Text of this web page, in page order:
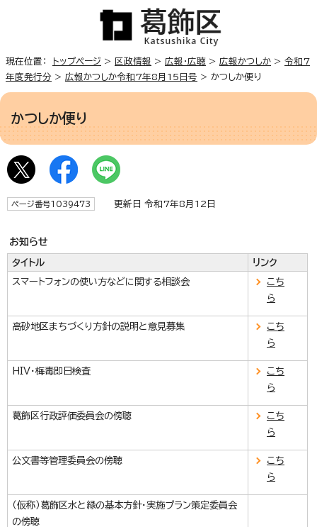
現在位置： トップページ > 区政情報 > 広報・広聴 > 広報かつしか > 令和7
年度発行分 > 広報かつしか令和7年8月15日号 > かつしか便り
かつしか便り
ページ番号1039473 更新日 令和7年8月12日
お知らせ
タイトル
リンク
スマートフォンの使い方などに関する相談会
こち
ら
高砂地区まちづくり方針の説明と意見募集
こち
ら
HIV・梅毒即日検査
こち
ら
葛飾区行政評価委員会の傍聴
こち
ら
公文書等管理委員会の傍聴
こち
ら
（仮称）葛飾区水と緑の基本方針・実施プラン策定委員会
の傍聴